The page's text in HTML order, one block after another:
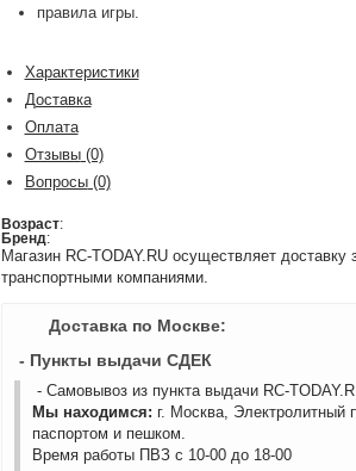
правила игры.
Характеристики
Доставка
Оплата
Отзывы(0)
Вопросы(0)
Возраст:
Бренд:
Магазин RC-TODAY.RU осуществляет
транспортными компаниями.
Доставка по Москве:
- Пункты выдачи СДЕК
- Самовывоз из пункта выдачи RC-
Мы находимся: г. Москва, Электролитный
паспортом и пешком.
Время работы ПВЗ с 10-00 до 18-00